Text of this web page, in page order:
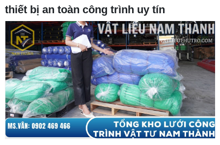
thiết bị an toàn công trình uy tín